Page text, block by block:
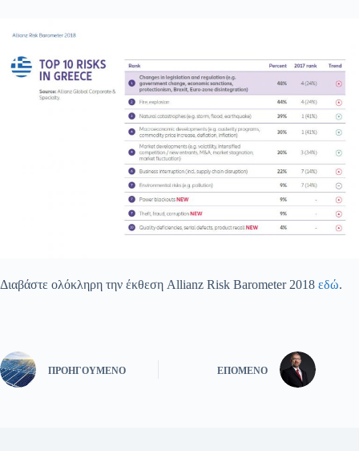
Διαβάστε ολόκληρη την έκθεση Allianz Risk Barometer 2018 εδώ.
ΠΡΟΗΓΟΎΜΕΝΟ ΕΠΌΜΕΝΟ